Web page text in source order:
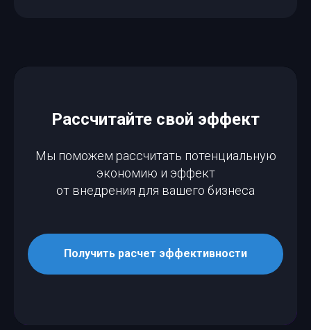
Рассчитайте свой эффект
Мы поможем рассчитать потенциальную
экономию и эффект
от внедрения для вашего бизнеса
Получить расчет эффективности